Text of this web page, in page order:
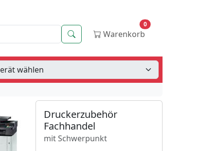
Suche Warenkorb
0
Druckerzubehör
Fachhandel
mit Schwerpunkt